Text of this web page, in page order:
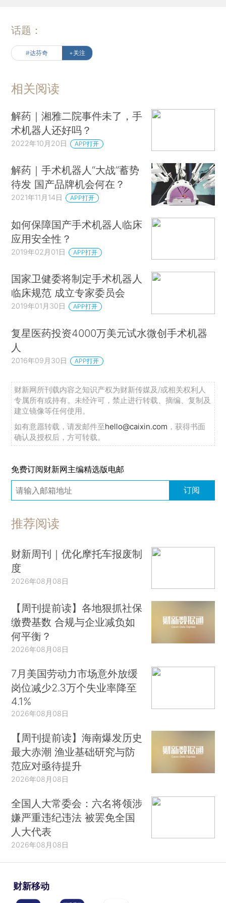
话题：
#达芬奇 +关注
相关阅读
解药｜湘雅二院事件未了，手
术机器人还好吗？
2022年10月20日 APP打开
解药｜手术机器人“大战”蓄势
待发 国产品牌机会何在？
2021年11月14日 APP打开
如何保障国产手术机器人临床
应用安全性？
2019年02月01日 APP打开
国家卫健委将制定手术机器人
临床规范 成立专家委员会
2019年01月30日 APP打开
复星医药投资4000万美元试水微创手术机器
人
2016年09月30日 APP打开
财新网所刊载内容之知识产权为财新传媒及/或相关权利人
专属所有或持有。未经许可，禁止进行转载、摘编、复制及
建立镜像等任何使用。
如有意愿转载，请发邮件至hello@caixin.com ，获得书面
确认及授权后，方可转载。
免费订阅财新网主编精选版电邮
订阅
推荐阅读
财新周刊｜优化摩托车报废制
度
2026年08月08日
【周刊提前读】各地狠抓社保
缴费基数 合规与企业减负如
何平衡？
2026年08月08日
7月美国劳动力市场意外放缓
岗位减少2.3万个失业率降至
4.1%
2026年08月08日
【周刊提前读】海南爆发历史
最大赤潮 渔业基础研究与防
范应对亟待提升
2026年08月08日
全国人大常委会：六名将领涉
嫌严重违纪违法 被罢免全国
人大代表
2026年08月08日
财新移动